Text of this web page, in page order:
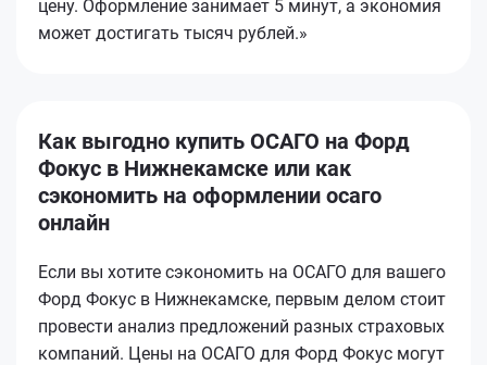
цену. Оформление занимает 5 минут, а экономия
может достигать тысяч рублей.»
Как выгодно купить ОСАГО на Форд
Фокус в Нижнекамске или как
сэкономить на оформлении осаго
онлайн
Если вы хотите сэкономить на ОСАГО для вашего
Форд Фокус в Нижнекамске, первым делом стоит
провести анализ предложений разных страховых
компаний. Цены на ОСАГО для Форд Фокус могут